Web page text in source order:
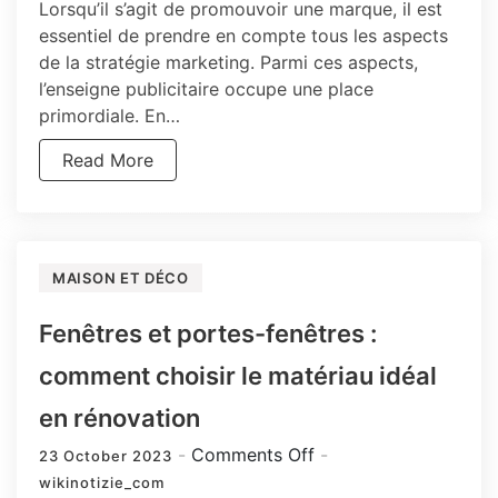
Lorsqu’il s’agit de promouvoir une marque, il est
essentiel de prendre en compte tous les aspects
de la stratégie marketing. Parmi ces aspects,
l’enseigne publicitaire occupe une place
primordiale. En…
Read More
MAISON ET DÉCO
Fenêtres et portes-fenêtres :
comment choisir le matériau idéal
en rénovation
23 October 2023 Comments Offon
wikinotizie_com